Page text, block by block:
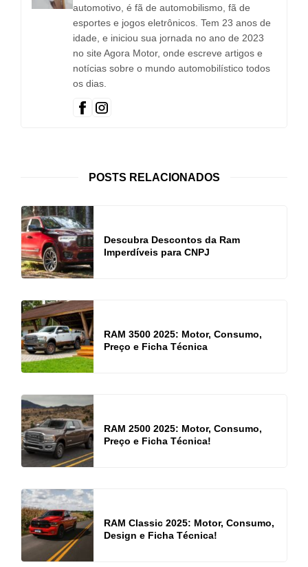
automotivo, é fã de automobilismo, fã de
esportes e jogos eletrônicos. Tem 23 anos de
idade, e iniciou sua jornada no ano de 2023
no site Agora Motor, onde escreve artigos e
notícias sobre o mundo automobilístico todos
os dias.
POSTS RELACIONADOS
Descubra Descontos da Ram
Imperdíveis para CNPJ
RAM 3500 2025: Motor, Consumo,
Preço e Ficha Técnica
RAM 2500 2025: Motor, Consumo,
Preço e Ficha Técnica!
RAM Classic 2025: Motor, Consumo,
Design e Ficha Técnica!